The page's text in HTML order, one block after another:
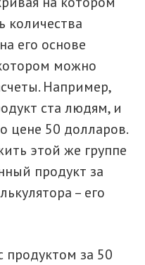
количества
его основе
можно
Например,
ста людям, и
цене 50 долларов.
этой же группе
продукт за
– его
продуктом за 50